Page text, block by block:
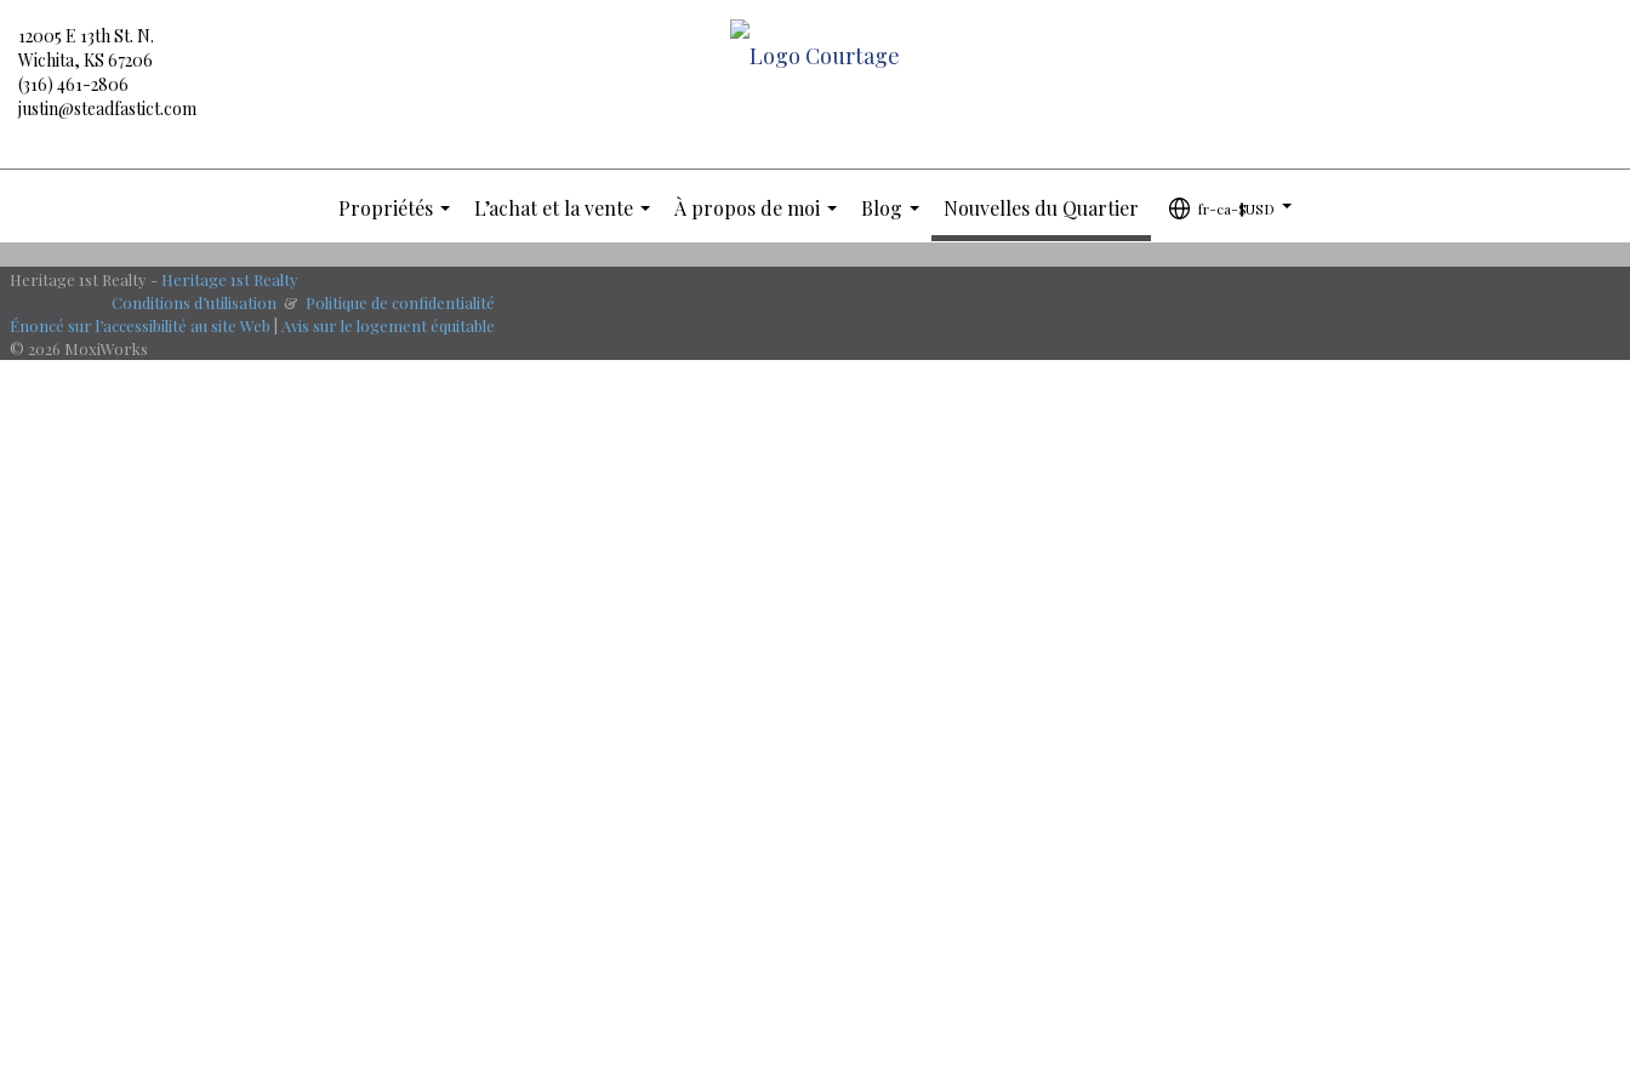
12005 E 13th St. N.
Wichita, KS 67206
(316) 461-2806
justin@steadfastict.com
Propriétés
...
L’achat et la vente
...
À propos de moi
...
Blog
...
Nouvelles du Quartier
fr-ca-$USD
...
Heritage 1st Realty - Heritage 1st Realty
Conditions d’utilisation & Politique de confidentialité
Énoncé sur l’accessibilité au site Web
Avis sur le logement équitable
© 2026 MoxiWorks